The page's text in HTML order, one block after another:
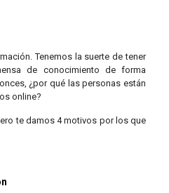
Tenemos la suerte de tener
de conocimiento de forma
¿por qué las personas están
online?
te damos 4 motivos por los que